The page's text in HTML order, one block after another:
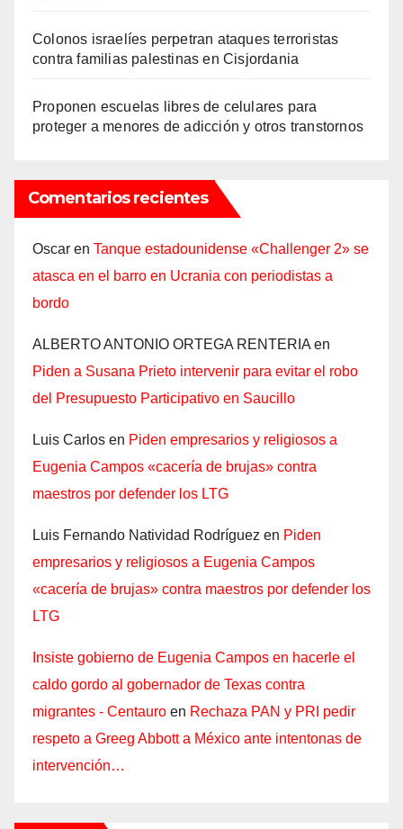
Colonos israelíes perpetran ataques terroristas
contra familias palestinas en Cisjordania
Proponen escuelas libres de celulares para
proteger a menores de adicción y otros transtornos
Comentarios recientes
Oscar en Tanque estadounidense «Challenger 2» se
atasca en el barro en Ucrania con periodistas a
bordo
ALBERTO ANTONIO ORTEGA RENTERIA en
Piden a Susana Prieto intervenir para evitar el robo
del Presupuesto Participativo en Saucillo
Luis Carlos en Piden empresarios y religiosos a
Eugenia Campos «cacería de brujas» contra
maestros por defender los LTG
Luis Fernando Natividad Rodríguez en Piden
empresarios y religiosos a Eugenia Campos
«cacería de brujas» contra maestros por defender los
LTG
Insiste gobierno de Eugenia Campos en hacerle el
caldo gordo al gobernador de Texas contra
migrantes - Centauro en Rechaza PAN y PRI pedir
respeto a Greeg Abbott a México ante intentonas de
intervención…